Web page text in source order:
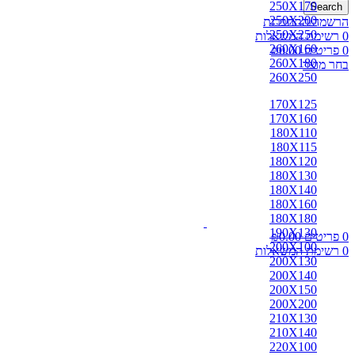
Search
הרשמה/התחברות
0 רשימת המשאלות
0 פריטים ₪0.00
בחר מוצר
0 פריטים ₪0.00
0 רשימת המשאלות
250X170
250X200
250X250
260X160
260X180
260X250
170X125
170X160
180X110
180X115
180X120
180X130
180X140
180X160
180X180
190X130
200X100
200X130
200X140
200X150
200X200
210X130
210X140
220X100